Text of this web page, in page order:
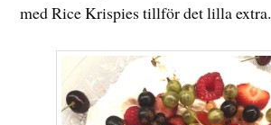
med Rice Krispies tillför det lilla extra.